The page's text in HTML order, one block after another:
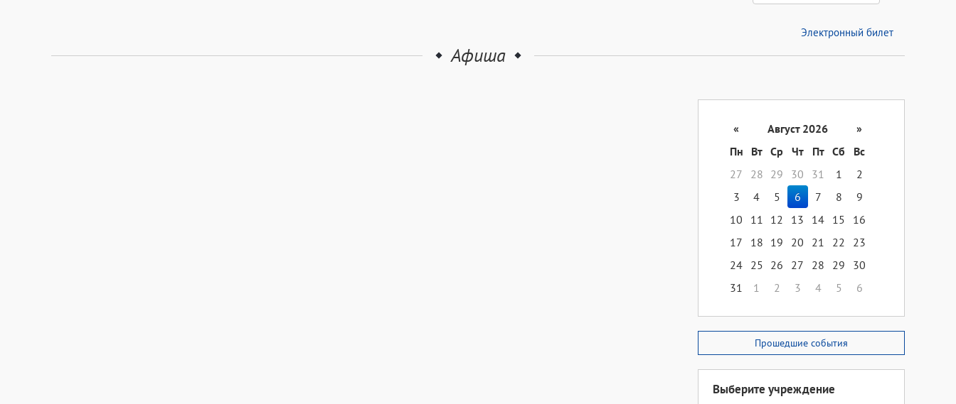
Электронный билет
Афиша
« Август 2026
»
Пн
Вт Ср Чт Пт Сб
Вс
27
28 29 30 31 1
2
3
4 5 6 7 8
9
10
11 12 13 14 15
16
17
18 19 20 21 22
23
24 25 26 27 28 29
30
31
1 2 3 4 5 6
Прошедшие события
Выберите учреждение